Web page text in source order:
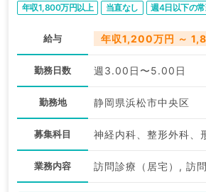
年収1,800万円以上 当直なし 週4日以下の
給与 年収1,200万円 ～
勤務日数 週3.00日〜5.00日
勤務地 静岡県浜松市中央区
募集科目
業務内容